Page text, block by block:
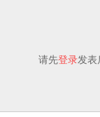
请先登录发表